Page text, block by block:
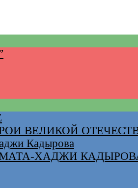
ВЕЛИКОЙ
Кадырова
ХАДЖИ